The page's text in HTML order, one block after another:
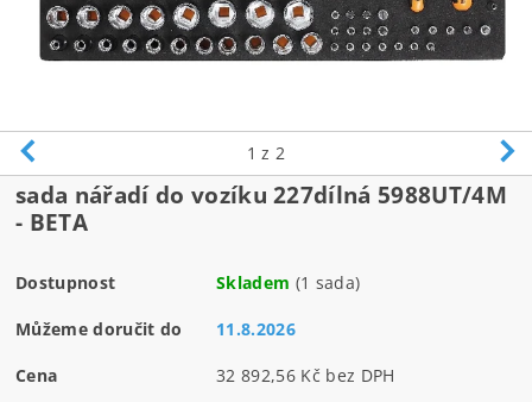
1 z 2
sada nářadí do vozíku 227dílná 5988UT/4M
- BETA
Dostupnost Skladem (1 sada)
Můžeme doručit do 11.8.2026
Cena 32 892,56 Kč bez DPH